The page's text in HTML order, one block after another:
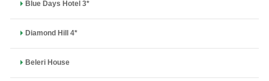
Blue Days Hotel 3*
Diamond Hill 4*
Beleri House